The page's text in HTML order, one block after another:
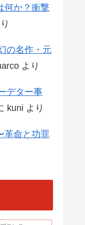
何か？衝撃
の名作・元
より
デター事
kuni より
革命と功罪